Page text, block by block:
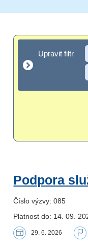
Upravit filtr
Upravit filtr
Podpora
Číslo výzvy: 085
Platnost do: 14. 09.
29. 6. 2026